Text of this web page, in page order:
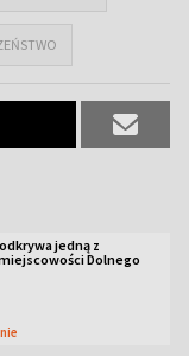
jedną z
Dolnego